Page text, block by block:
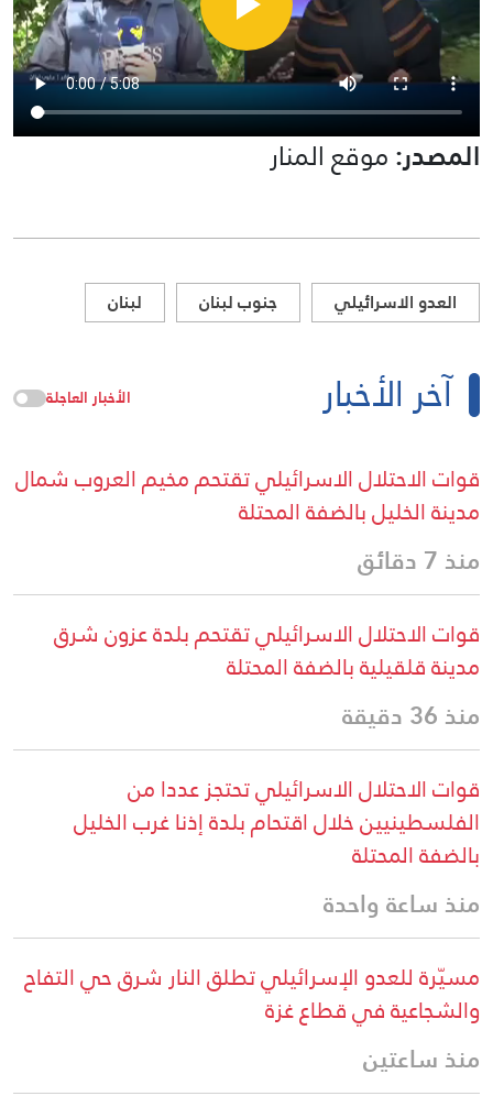
المصدر:موقع المنار
العدو الاسرائيلي جنوب لبنان لبنان
آخر الأخبار الأخبار العاجلة
قوات الاحتلال الاسرائيلي تقتحم مخيم العروب شمال
مدينة الخليل بالضفة المحتلة
منذ 7 دقائق
قوات الاحتلال الاسرائيلي تقتحم بلدة عزون شرق
مدينة قلقيلية بالضفة المحتلة
منذ 36 دقيقة
قوات الاحتلال الاسرائيلي تحتجز عددا من
الفلسطينيين خلال اقتحام بلدة إذنا غرب الخليل
بالضفة المحتلة
منذ ساعة واحدة
مسيّرة للعدو الإسرائيلي تطلق النار شرق حي التفاح
والشجاعية في قطاع غزة
منذ ساعتين